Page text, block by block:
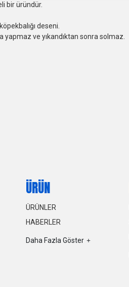
bir üründür.
deseni.
ve yıkandıktan sonra solmaz.
ÜRÜN
ÜRÜNLER
HABERLER
Daha Fazla Göster